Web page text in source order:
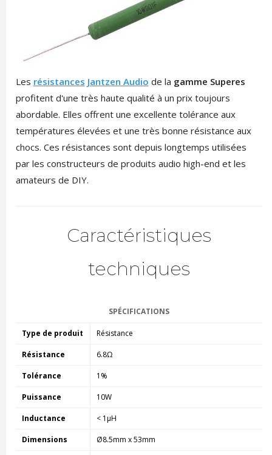
Les résistances Jantzen Audio de la gamme Superes
profitent d'une très haute qualité à un prix toujours
abordable. Elles offrent une excellente tolérance aux
températures élevées et une très bonne résistance aux
chocs. Ces résistances sont depuis longtemps utilisées
par les constructeurs de produits audio high-end et les
amateurs de DIY.
Caractéristiques
techniques
SPÉCIFICATIONS
Type de produit Résistance
Résistance 6.8Ω
Tolérance 1%
Puissance 10W
Inductance < 1µH
Dimensions Ø8.5mm x 53mm